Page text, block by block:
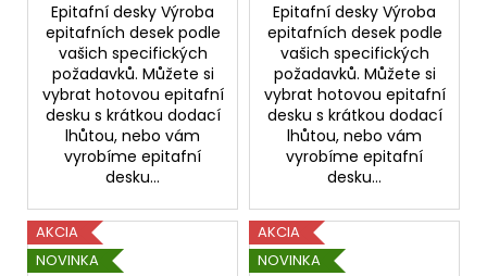
Epitafní desky Výroba
epitafních desek podle
vašich specifických
požadavků. Můžete si
vybrat hotovou epitafní
desku s krátkou dodací
lhůtou, nebo vám
vyrobíme epitafní
desku...
Epitafní desky Výroba
epitafních desek podle
vašich specifických
požadavků. Můžete si
vybrat hotovou epitafní
desku s krátkou dodací
lhůtou, nebo vám
vyrobíme epitafní
desku...
AKCIA
NOVINKA
AKCIA
NOVINKA